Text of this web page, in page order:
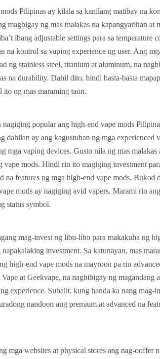
Pilipinas ay kilala sa kanilang matibay na
magbigay ng mas malakas na kapangyarihan at
ibang adjustable settings para sa temperature
na kontrol sa vaping experience ng user. Ang
ng stainless steel, titanium at aluminum, na
na durability. Dahil dito, hindi basta-basta
ito ng mas maraming taon.
popular ang high-end vape mods
dahilan ay ang kagustuhan ng mga experienced
mga vaping devices. Gusto nila ng mas
vape mods. Hindi rin ito magiging investment
na features ng mga high-end vape mods. Bukod
mods ay nagiging avid vapers. Marami rin
status symbol.
mag-invest ng libu-libo para makakuha ng
investment. Sa katunayan, mas
high-end vape mods na mayroon pa rin
at Geekvape, na nagbibigay ng magandang
experience. Subalit, kung handa ka nang mag-
nandoon ang premium at advanced na
mga websites at physical stores ang nag-ooffer